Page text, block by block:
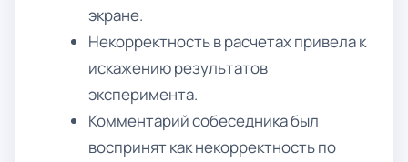
экране.
Некорректность в расчетах привела к
искажению результатов
эксперимента.
Комментарий собеседника был
воспринят как некорректность по